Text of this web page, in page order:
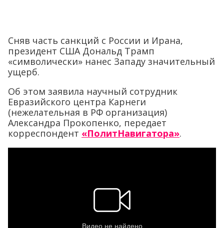
Сняв часть санкций с России и Ирана,
президент США Дональд Трамп
«символически» нанес Западу значительный
ущерб.
Об этом заявила научный сотрудник
Евразийского центра Карнеги
(нежелательная в РФ организация)
Александра Прокопенко, передает
корреспондент «ПолитНавигатора».